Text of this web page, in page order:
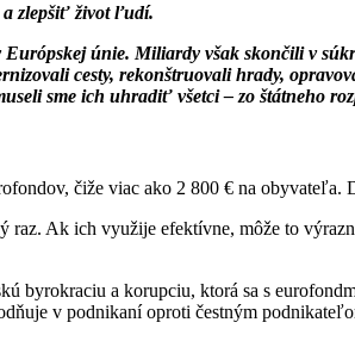
zlepšiť život ľudí.
únie. Miliardy však skončili v
cesty, rekonštruovali hrady,
sme ich uhradiť všetci – zo štátneho
čiže viac ako 2 800 € na obyvateľa.
raz. Ak ich využije efektívne, môže to
byrokraciu a korupciu, ktorá sa s
v podnikaní oproti čestným